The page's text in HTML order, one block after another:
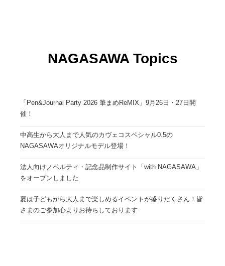
NAGASAWA Topics
「Pen&Journal Party 2026 筆まめReMIX」9月26日・27日開
催！
中高生から大人まで人気のカヴェコスペシャル0.5の
NAGASAWAオリジナルモデル登場！
法人向けノベルティ・記念品制作サイト「with NAGASAWA」
をオープンしました
夏は子どもから大人まで楽しめるイベントが盛りだくさん！皆
さまのご参加心よりお待ちしております